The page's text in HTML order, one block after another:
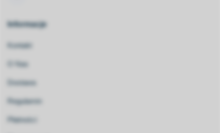
Informacje
Kontakt
O Nas
Dostawa
Regulamin
Płatności